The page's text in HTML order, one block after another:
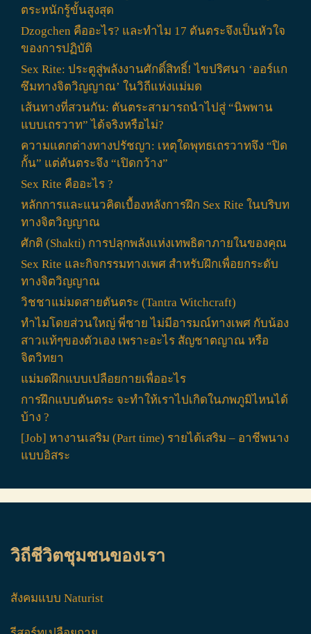
ตระหนักรู้ขั้นสูงสุด
Dzogchen คืออะไร? และทำไม 17 ตันตระจึงเป็นหัวใจ
ของการปฏิบัติ
Sex Rite: ประตูสู่พลังงานศักดิ์สิทธิ์! ไขปริศนา ‘ออร์แก
ซึมทางจิตวิญญาณ’ ในวิถีแห่งแม่มด
เส้นทางที่สวนกัน: ตันตระสามารถนำไปสู่ “นิพพาน
แบบเถรวาท” ได้จริงหรือไม่?
ความแตกต่างทางปรัชญา: เหตุใดพุทธเถรวาทจึง “ปิด
กั้น” แต่ตันตระจึง “เปิดกว้าง”
Sex Rite คืออะไร ?
หลักการและแนวคิดเบื้องหลังการฝึก Sex Rite ในบริบท
ทางจิตวิญญาณ
ศักติ (Shakti) การปลุกพลังแห่งเทพธิดาภายในของคุณ
Sex Rite และกิจกรรมทางเพศ สำหรับฝึกเพื่อยกระดับ
ทางจิตวิญญาณ
วิชชาแม่มดสายตันตระ (Tantra Witchcraft)
ทำไมโดยส่วนใหญ่ พี่ชาย ไม่มีอารมณ์ทางเพศ กับน้อง
สาวแท้ๆของตัวเอง เพราะอะไร สัญชาตญาณ หรือ
จิตวิทยา
แม่มดฝึกแบบเปลือยกายเพื่ออะไร
การฝึกแบบตันตระ จะทำให้เราไปเกิดในภพภูมิไหนได้
บ้าง ?
[Job] หางานเสริม (Part time) รายได้เสริม – อาชีพนาง
แบบอิสระ
วิถีชีวิตชุมชนของเรา
สังคมแบบ Naturist